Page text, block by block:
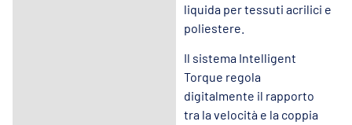
liquida per tessuti acrilici e
poliestere.
Il sistema Intelligent
Torque regola
digitalmente il rapporto
tra la velocità e la coppia